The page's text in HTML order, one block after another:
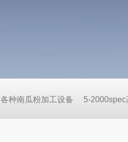
各种南瓜粉加工设备 5-